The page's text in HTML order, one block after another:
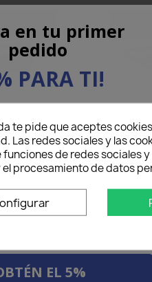
e Stop
te pide que aceptes
Las redes sociales y las
de redes sociales
procesamiento de datos
en tu primer
pedido
PARA TI!
electrónico aquí abajo
5% DE DESCUENTOen tu
primer pedido.
EL 5%